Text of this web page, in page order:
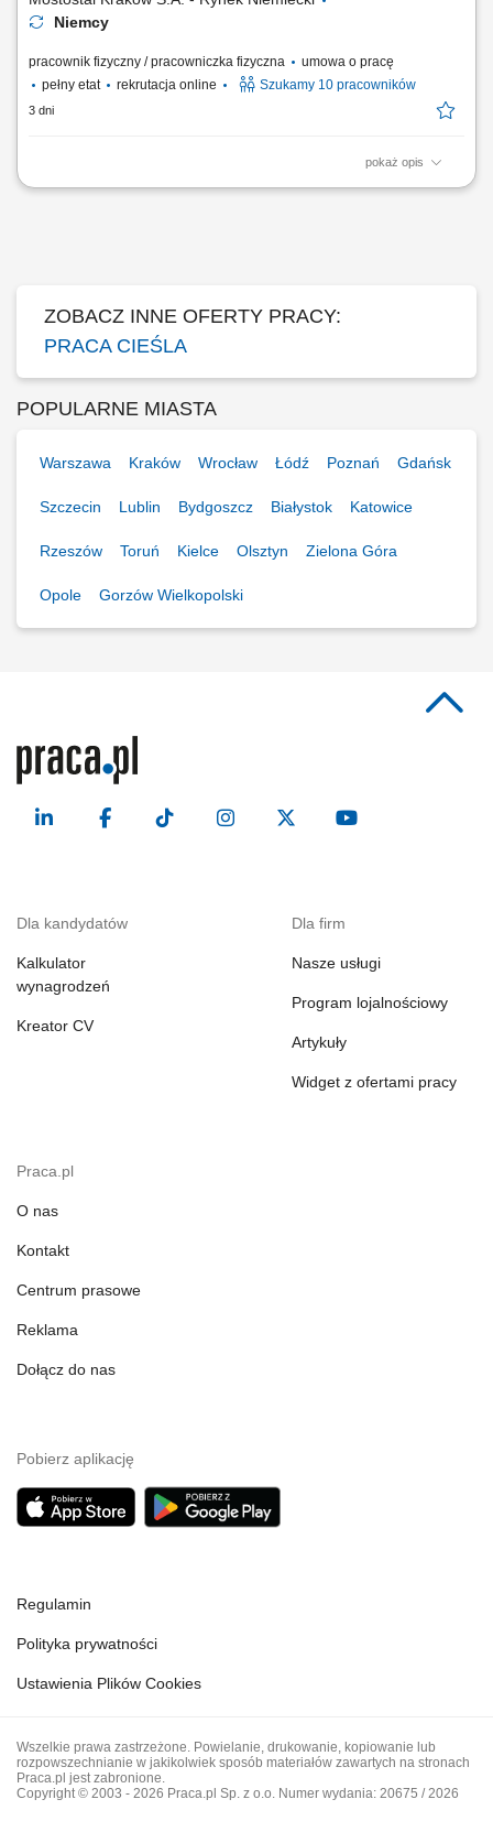
Niemcy
pracownik fizyczny / pracowniczka fizyczna
umowa o pracę
pełny etat
rekrutacja online Szukamy 10 pracowników
3 dni
pokaż opis
Opis stanowiska: Czyszczenie i przygotowywanie form do produkcji
ZOBACZ INNE OFERTY PRACY:
PRACA CIEŚLA
POPULARNE MIASTA
Warszawa Kraków Wrocław Łódź Poznań Gdańsk
Szczecin Lublin Bydgoszcz Białystok Katowice
Rzeszów Toruń Kielce Olsztyn Zielona Góra
Opole Gorzów Wielkopolski
Dla kandydatów
Kalkulator
wynagrodzeń
Kreator CV
Dla firm
Nasze usługi
Program lojalnościowy
Artykuły
Widget z ofertami pracy
Praca.pl
O nas
Kontakt
Centrum prasowe
Reklama
Dołącz do nas
Pobierz aplikację
Regulamin
Polityka prywatności
Ustawienia Plików Cookies
Wszelkie prawa zastrzeżone. Powielanie, drukowanie, kopiowanie lub
rozpowszechnianie w jakikolwiek sposób materiałów zawartych na stronach
Praca.pl jest zabronione.
Copyright © 2003 - 2026 Praca.pl Sp. z o.o. Numer wydania: 20675 / 2026